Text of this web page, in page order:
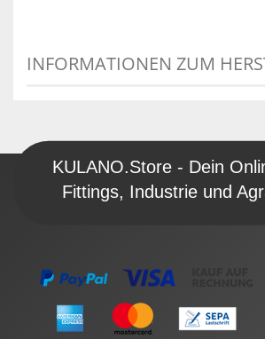
INFORMATIONEN ZUM
KULANO.Store - Dein
Fittings, Industrie und